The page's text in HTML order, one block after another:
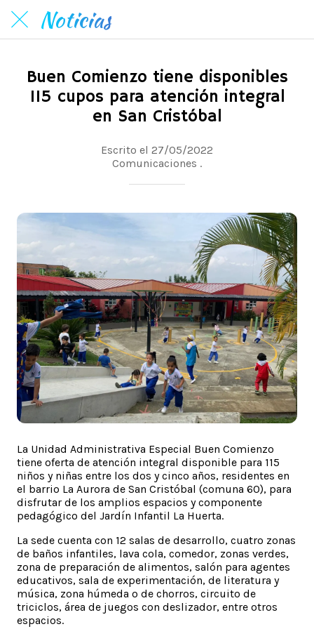
Noticias
Buen Comienzo tiene disponibles
115 cupos para atención integral
en San Cristóbal
Escrito el 27/05/2022
Comunicaciones .
La Unidad Administrativa Especial Buen Comienzo
tiene oferta de atención integral disponible para 115
niños y niñas entre los dos y cinco años, residentes en
el barrio La Aurora de San Cristóbal (comuna 60), para
disfrutar de los amplios espacios y componente
pedagógico del Jardín Infantil La Huerta.
La sede cuenta con 12 salas de desarrollo, cuatro zonas
de baños infantiles, lava cola, comedor, zonas verdes,
zona de preparación de alimentos, salón para agentes
educativos, sala de experimentación, de literatura y
música, zona húmeda o de chorros, circuito de
triciclos, área de juegos con deslizador, entre otros
espacios.